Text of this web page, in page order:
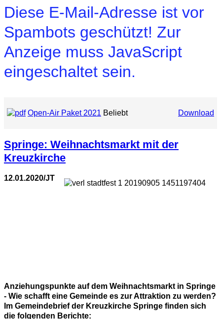
Diese E-Mail-Adresse ist vor
Spambots geschützt! Zur
Anzeige muss JavaScript
eingeschaltet sein.
Open-Air Paket 2021 Beliebt Download
Springe: Weihnachtsmarkt mit der
Kreuzkirche
12.01.2020/JT
Anziehungspunkte auf dem Weihnachtsmarkt in Springe
- Wie schafft eine Gemeinde es zur Attraktion zu werden?
Im Gemeindebrief der Kreuzkirche Springe finden sich
die folgenden Berichte: